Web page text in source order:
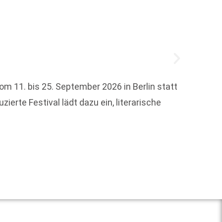
11. bis 25. September 2026 in Berlin statt
Festival lädt dazu ein, literarische